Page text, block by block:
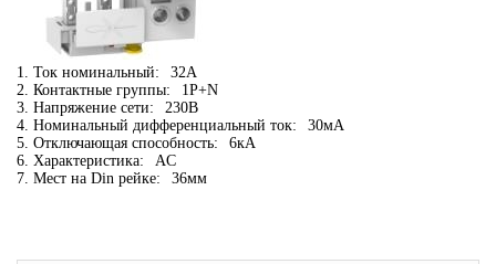
1. Ток номинальный:
32А
2. Контактные группы:
1P+N
3. Напряжение сети:
230В
4. Номинальный дифференциальный ток:
30мА
5. Отключающая способность:
6кА
6. Характеристика:
AC
7. Мест на Din рейке:
36мм